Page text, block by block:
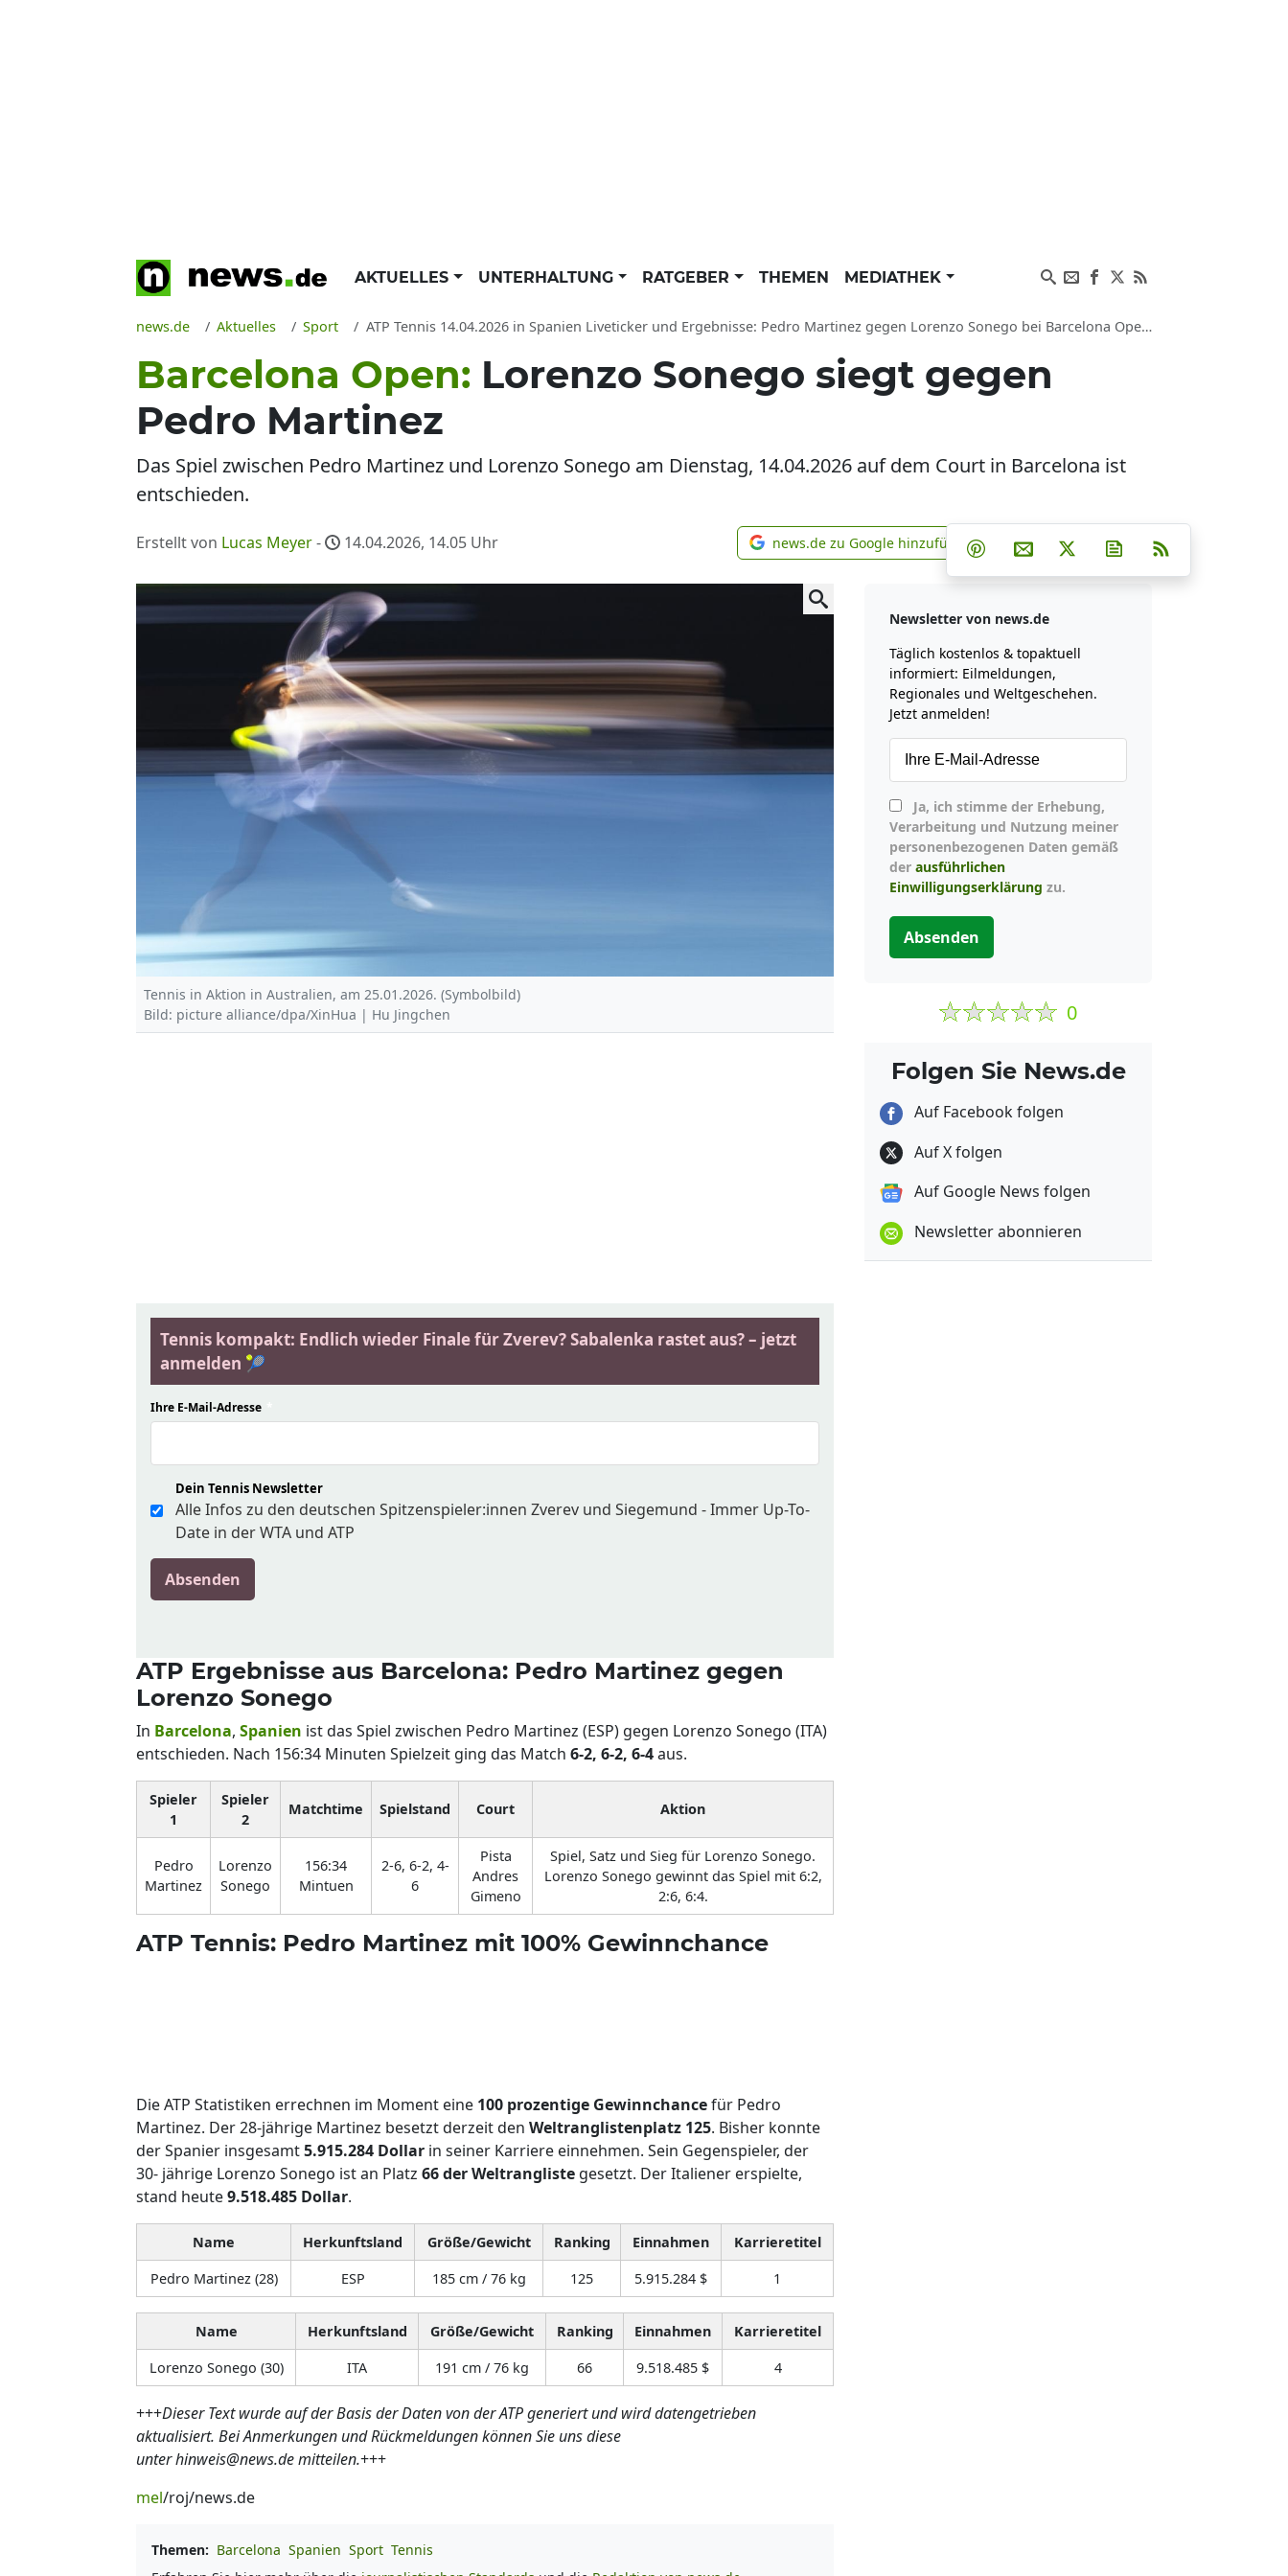
AKTUELLES UNTERHALTUNG RATGEBER THEMEN MEDIATHEK
news.de Aktuelles Sport ATP Tennis 14.04.2026 in Spanien Liveticker und Ergebnisse: Pedro Martinez gegen Lorenzo Sonego bei Barcelona Open Banc Sabadell
Barcelona Open: Lorenzo Sonego siegt gegen
Pedro Martinez
Das Spiel zwischen Pedro Martinez und Lorenzo Sonego am Dienstag, 14.04.2026 auf dem Court in Barcelona ist
entschieden.
Erstellt von Lucas Meyer- 14.04.2026, 14.05 Uhr news.de zu Google hinzufügen
news.de zu Google hinzufügen Teilen auf Facebook
Teilen auf Whatsapp
Teilen auf Telegram
Teilen auf Pinterest
Per E-Mail teilen
Post auf XNewsletter
Tennis in Aktion in Australien, am 25.01.2026. (Symbolbild)
Bild: picture alliance/dpa/XinHua | Hu Jingchen
Tennis kompakt: Endlich wieder Finale für Zverev? Sabalenka rastet aus? – jetzt
anmelden 🎾
Ihre E-Mail-Adresse
Dein Tennis Newsletter
Alle Infos zu den deutschen Spitzenspieler:innen Zverev und Siegemund - Immer Up-To-
Date in der WTA und ATP
Absenden
ATP Ergebnisse aus Barcelona: Pedro Martinez gegen
Lorenzo Sonego
In Barcelona, Spanien ist das Spiel zwischen Pedro Martinez (ESP) gegen Lorenzo Sonego (ITA)
entschieden. Nach 156:34 Minuten Spielzeit ging das Match 6-2, 6-2, 6-4aus.
Spieler
1
Spieler
2
Matchtime Spielstand Court Aktion
Pedro
Martinez
Lorenzo
Sonego
156:34
Mintuen
2-6, 6-2, 4-
6
Pista
Andres
Gimeno
Spiel, Satz und Sieg für Lorenzo Sonego.
Lorenzo Sonego gewinnt das Spiel mit 6:2,
2:6, 6:4.
ATP Tennis: Pedro Martinez mit 100% Gewinnchance
Die ATP Statistiken errechnen im Moment eine 100 prozentige Gewinnchancefür Pedro
Martinez. Der 28-jährige Martinez besetzt derzeit den Weltranglistenplatz 125. Bisher konnte
der Spanier insgesamt5.915.284 Dollar in seiner Karriere einnehmen. Sein Gegenspieler, der
30- jährige Lorenzo Sonego ist an Platz 66 der Weltrangliste gesetzt. Der Italiener erspielte,
stand heute9.518.485 Dollar.
Name Herkunftsland Größe/Gewicht Ranking Einnahmen
Karrieretitel
Pedro Martinez (28)
ESP 185 cm / 76 kg 125 5.915.284 $ 1
Name Herkunftsland Größe/Gewicht Ranking Einnahmen
Karrieretitel
Lorenzo Sonego (30)
ITA 191 cm / 76 kg 66 9.518.485 $ 4
+++Dieser Text wurde auf der Basis der Daten von der ATP generiert und wird datengetrieben
aktualisiert. Bei Anmerkungen und Rückmeldungen können Sie uns diese
unter hinweis@news.de mitteilen.+++
mel/roj/news.de
Themen: Barcelona Spanien Sport Tennis
Newsletter von news.de
Täglich kostenlos & topaktuell
informiert: Eilmeldungen,
Regionales und Weltgeschehen.
Jetzt anmelden!
Verarbeitung und Nutzung meiner
personenbezogenen Daten gemäß
der ausführlichen
Einwilligungserklärung zu.
Absenden
0
Folgen Sie News.de
Auf Facebook folgen
Auf X folgen
Auf Google News folgen
Newsletter abonnieren